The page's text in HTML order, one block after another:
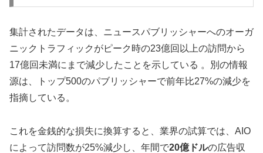
集計されたデータは、ニュースパブリッシャーへのオーガ
ニックトラフィックがピーク時の23億回以上の訪問から
17億回未満にまで減少したことを示している 。別の情報
源は、トップ500のパブリッシャーで前年比27%の減少を
指摘している。
これを金銭的な損失に換算すると、業界の試算では、AIO
によって訪問数が25%減少し、年間で20億ドルの広告収